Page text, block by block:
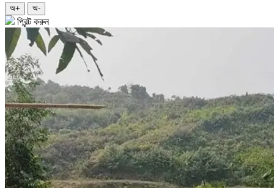
অ+ অ-
প্রিন্ট করুন